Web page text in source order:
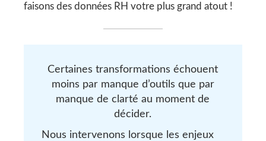
faisons des données RH votre plus grand atout !
Certaines transformations échouent
moins par manque d’outils que par
manque de clarté au moment de
décider.
Nous intervenons lorsque les enjeux